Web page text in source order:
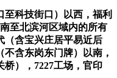
科技街口）以西，福利
至北滨河区域内的所有
（含宝兴庄居平易近后
含东岗东门牌）以南，
），7227工场，官印